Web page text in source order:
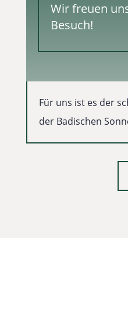
Wir freuen
Besuch!
Für uns ist es der
der Badischen